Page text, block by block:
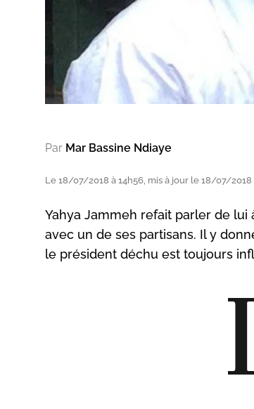
Par Mar Bassine Ndiaye
Le 18/07/2018 à 14h56, mis à jour le 18/07/2018
Yahya Jammeh refait parler de
avec un de ses partisans. Il y
le président déchu est toujours